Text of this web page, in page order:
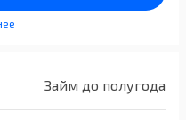
Займ до полугода